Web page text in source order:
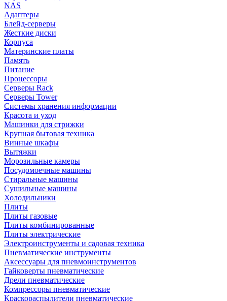
NAS
Адаптеры
Блейд-серверы
Жесткие диски
Корпуса
Материнские платы
Память
Питание
Процессоры
Серверы Rack
Серверы Tower
Системы хранения информации
Красота и уход
Машинки для стрижки
Крупная бытовая техника
Винные шкафы
Вытяжки
Морозильные камеры
Посудомоечные машины
Стиральные машины
Сушильные машины
Холодильники
Плиты
Плиты газовые
Плиты комбинированные
Плиты электрические
Электроинструменты и садовая техника
Пневматические инструменты
Аксессуары для пневмоинструментов
Гайковерты пневматические
Дрели пневматические
Компрессоры пневматические
Краскораспылители пневматические